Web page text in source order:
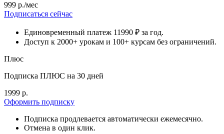
999 р./мес
Подписаться сейчас
Единовременный платеж 11990 ₽ за год.
Доступ к 2000+ урокам и 100+ курсам без ограничений.
Плюс
Подписка ПЛЮС на 30 дней
1999 р.
Оформить подписку
Подписка продлевается автоматически ежемесячно.
Отмена в один клик.